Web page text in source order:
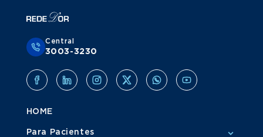
Central
3003-3230
HOME
Para Pacientes